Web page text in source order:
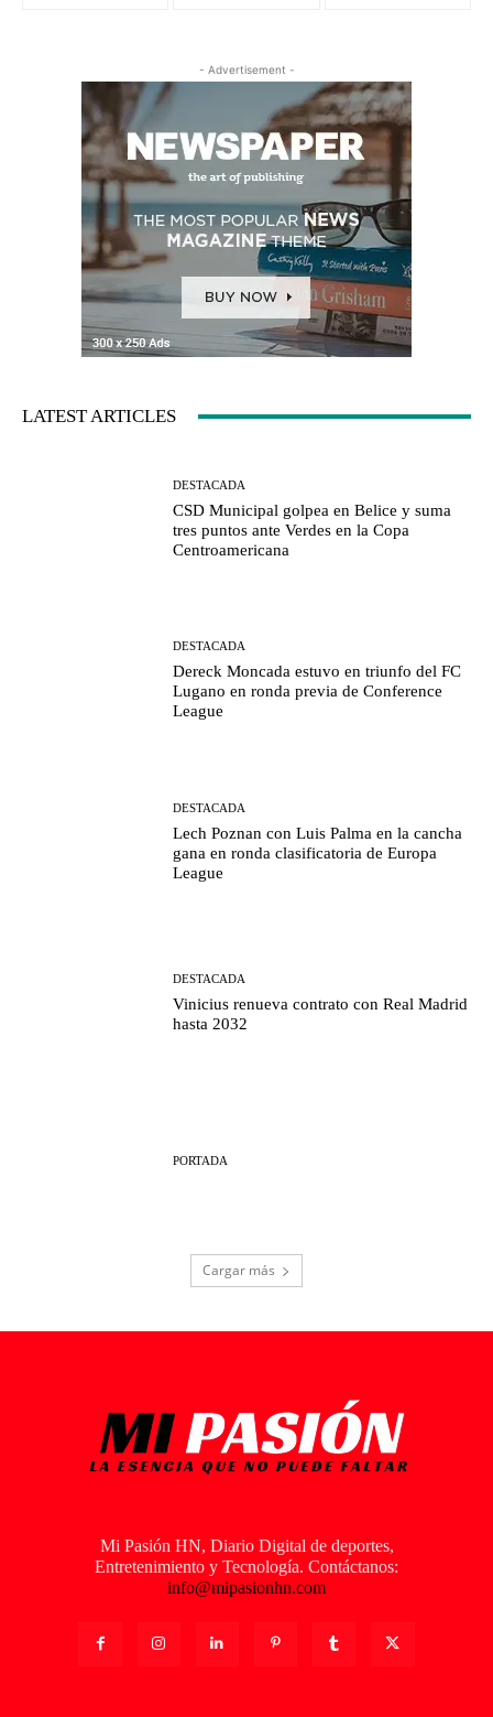
- Advertisement -
LATEST ARTICLES
DESTACADA
CSD Municipal golpea en Belice y suma
tres puntos ante Verdes en la Copa
Centroamericana
DESTACADA
Dereck Moncada estuvo en triunfo del FC
Lugano en ronda previa de Conference
League
DESTACADA
Lech Poznan con Luis Palma en la cancha
gana en ronda clasificatoria de Europa
League
DESTACADA
Vinicius renueva contrato con Real Madrid
hasta 2032
PORTADA
Cargar más
Mi Pasión HN, Diario Digital de deportes,
Entretenimiento y Tecnología. Contáctanos:
info@mipasionhn.com